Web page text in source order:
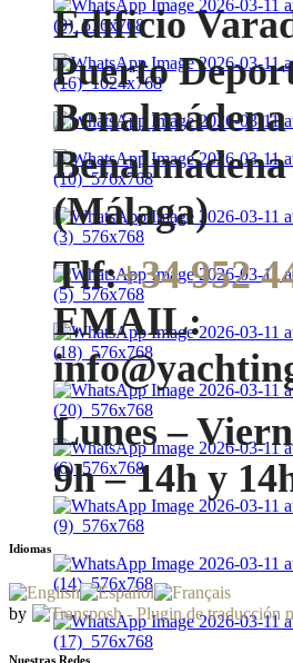
Edificio
Puerto
(Málaga)
Tlf:+34 952
EMAIL:
Lunes –
9h – 14h y
Idiomas
by
Nuestras Redes